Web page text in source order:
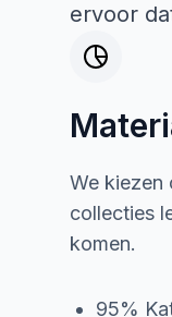
ervoor
We kiezen
collecties
komen.
95%